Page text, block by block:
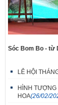
Sóc Bom Bo - từ
LỄ HỘI
HÌNH TƯỢNG
HOA(26/02/